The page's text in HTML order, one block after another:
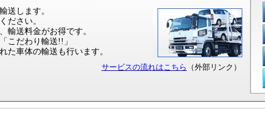
送します。
ださい。
輸送料金がお得です。
こだわり輸送!!」
た車体の輸送も行います。
サービスの流れはこちら （外部リンク）